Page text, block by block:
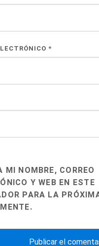
*
MI NOMBRE, CORREO
Y WEB EN ESTE
PARA LA